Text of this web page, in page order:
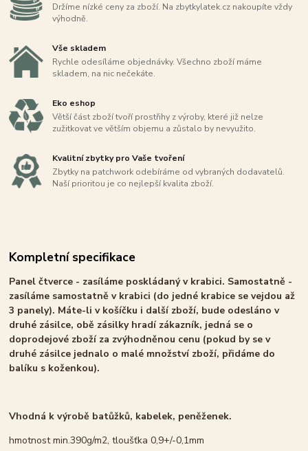
Držíme nízké ceny za zboží. Na zbytkylatek.cz nakoupíte vždy
výhodně.
Vše skladem
Rychle odesíláme objednávky. Všechno zboží máme
skladem, na nic nečekáte.
Eko eshop
Větší část zboží tvoří prostřihy z výroby, které již nelze
zužitkovat ve větším objemu a zůstalo by nevyužito.
Kvalitní zbytky pro Vaše tvoření
Zbytky na patchwork odebíráme od vybraných dodavatelů.
Naší prioritou je co nejlepší kvalita zboží.
Kompletní specifikace
Panel čtverce - zasíláme poskládaný v krabici. Samostatně -
zasíláme samostatně v krabici (do jedné krabice se vejdou až
3 panely). Máte-li v košíčku i další zboží, bude odesláno v
druhé zásilce, obě zásilky hradí zákazník, jedná se o
doprodejové zboží za zvýhodněnou cenu (pokud by se v
druhé zásilce jednalo o malé množství zboží, přidáme do
balíku s koženkou).
Vhodná k výrobě batůžků, kabelek, peněženek.
hmotnost min.390g/m2, tloušťka 0,9+/-0,1mm